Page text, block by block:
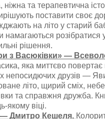
та терапевтична
поставити своє
на літо у старий
намагаються розібратися
рішення.
з Васюківки» —
яка миттєво повертає
непосидючих друзів —
літо, щирий сміх,
та справжня дружба.
якому віці.
Дмитро Кешеля.